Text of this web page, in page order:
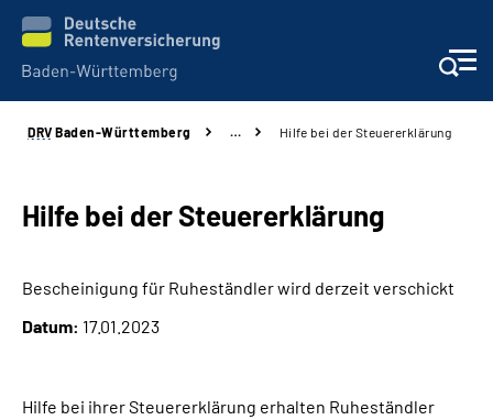
Beratung und Kontakt
Kunden
Karriere
DRV Baden-Württemberg … Hilfe bei der Steuererklärung
Hilfe bei der Steuererklärung
Bescheinigung für Ruheständler wird derzeit verschickt
Datum: 17.01.2023
Hilfe bei ihrer Steuererklärung erhalten Ruheständler